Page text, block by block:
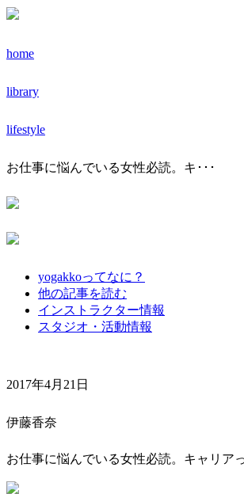
home
library
lifestyle
お仕事に悩んでいる女性必読。キ･･･
yogakkoってなに？
他の記事を読む
インストラクター情報
スタジオ・活動情報
2017年4月21日
伊藤香奈
お仕事に悩んでいる女性必読。キャリア